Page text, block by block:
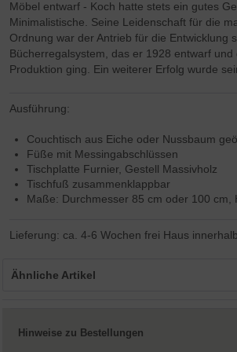
Möbel entwarf - Koch hatte stets ein gutes
Minimalistische. Seine Leidenschaft für die
Ordnung war der Antrieb für die Entwicklung
Bücherregalsystem, das er 1928 entwarf und
Produktion ging. Ein weiterer Erfolg wurde
Ausführung:
Couchtisch aus Eiche oder Nussbaum
Füße mit Messingabschlüssen
Tischplatte Furnier, Gestell Massivholz
Tischfuß zusammenklappbar
Maße: Durchmesser 85 cm oder 100 cm,
Lieferung: ca. 4-6 Wochen frei Haus
Ähnliche Artikel
Hinweise zu Bestellungen